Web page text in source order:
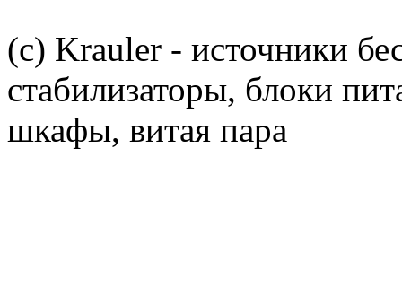
(c) Krauler - источники
стабилизаторы, блоки
шкафы, витая пара